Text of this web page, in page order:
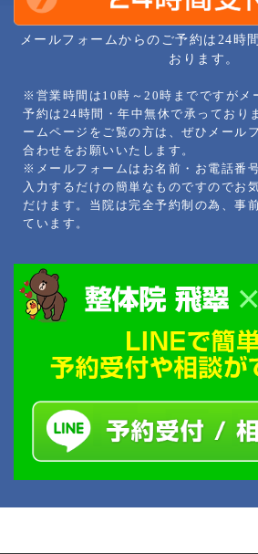
メールフォームからのご予約は24時
おります。
※営業時間は10時～20時までですがメ
予約は24時間・年中無休で承っており
ームページをご覧の方は、ぜひメール
合わせをお願いいたします。
※メールフォームはお名前・お電話番
入力するだけの簡単なものですのでお
だけます。当院は完全予約制の為、事
ています。